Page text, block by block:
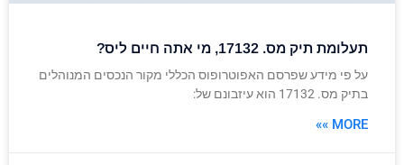
תעלומת תיק מס. 17132, מי אתה חיים ליס?
על פי מידע שפרסם האפוטרופוס הכללי מקור הנכסים המנוהלים
בתיק מס. 17132 הוא עיזבונם של:
MORE »»